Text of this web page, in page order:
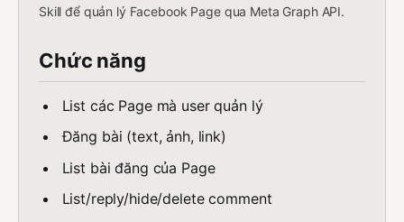
Skill để quản lý Facebook Page qua Meta Graph API.
Chức năng
List các Page mà user quản lý
Đăng bài (text, ảnh, link)
List bài đăng của Page
List/reply/hide/delete comment